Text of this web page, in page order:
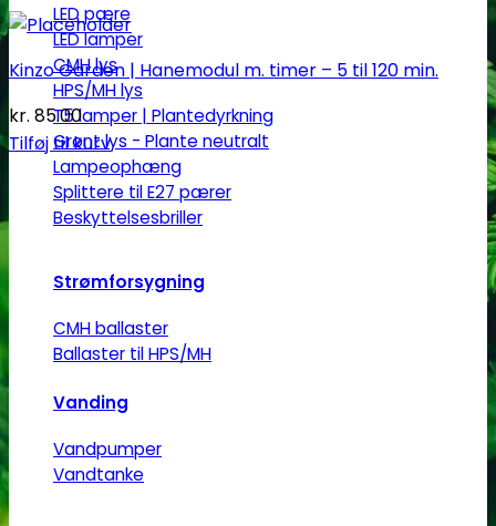
LED pære
LED lamper
CMH lys
HPS/MH lys
T5 lamper | Plantedyrkning
Grønt lys - Plante neutralt
Lampeophæng
Splittere til E27 pærer
Beskyttelsesbriller
Strømforsygning
CMH ballaster
Ballaster til HPS/MH
Vanding
Vandpumper
Vandtanke
Kinzo Garden | Hanemodul m. timer – 5 til 120 min.
kr. 85.00
Tilføj til kurv